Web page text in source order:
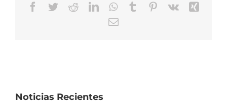
Facebook
TwitterRedditLinkedInWhatsApp
TumblrPinterest
Vk
Correo
Noticias Recientes